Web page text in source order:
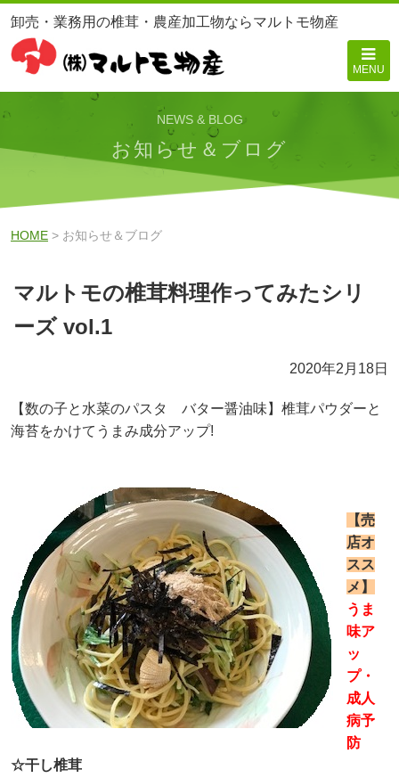
卸売・業務用の椎茸・農産加工物ならマルトモ物産
MENU
NEWS & BLOG
お知らせ＆ブログ
HOME > お知らせ＆ブログ
マルトモの椎茸料理作ってみたシリ
ーズ vol.1
2020年2月18日
【数の子と水菜のパスタ バター醤油味】椎茸パウダーと
海苔をかけてうまみ成分アップ!
【売
店オ
スス
メ】
うま
味ア
ッ
プ・
成人
病予
防
☆干し椎茸